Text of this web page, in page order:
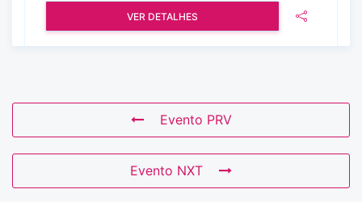
VER DETALHES
Evento PRV
Evento NXT